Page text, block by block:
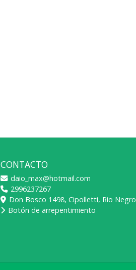
CONTACTO
daio_max@hotmail.com
2996237267
Don Bosco 1498, Cipolletti, Rio Negro
Botón de arrepentimiento